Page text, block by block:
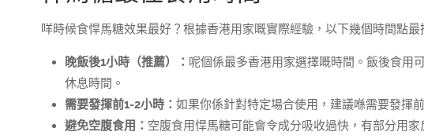
咩時候食悍馬糖效果最好？根據香港用家嘅實際經驗，以下幾個時間點最
晚飯後1小時（推薦）： 呢個係最多香港用家選擇嘅時間。飯後食用
休息時間。
需要發揮前1-2小時： 如果你係針對特定場合使用，建議喺需要發揮
避免空腹食用： 空腹食用悍馬糖可能會令成分吸收過快，有部分用